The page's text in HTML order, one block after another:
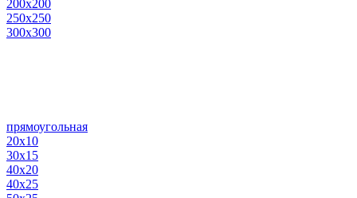
200х200
250х250
300х300
прямоугольная
20х10
30х15
40х20
40х25